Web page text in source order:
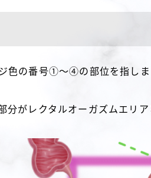
色の番号①～④の部位を指しま
分がレクタルオーガズムエリア